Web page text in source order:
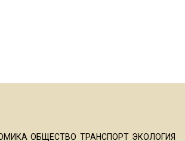
ОБЩЕСТВО ТРАНСПОРТ ЭКОЛОГИЯ